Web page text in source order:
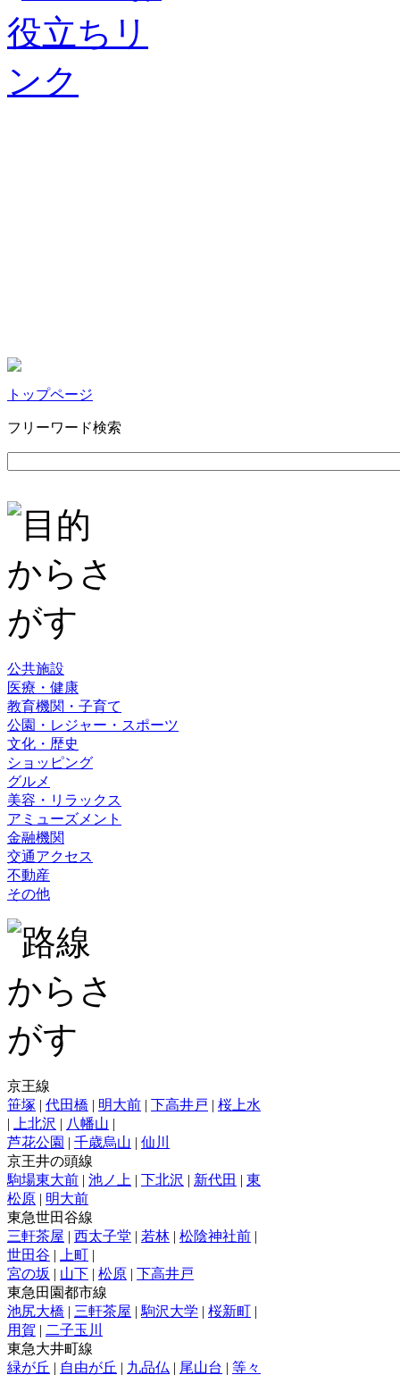
トップページ
フリーワード検索
公共施設
医療・健康
教育機関・子育て
公園・レジャー・スポーツ
文化・歴史
ショッピング
グルメ
美容・リラックス
アミューズメント
金融機関
交通アクセス
不動産
その他
京王線
笹塚 | 代田橋 | 明大前 | 下高井戸 | 桜上水
|
上北沢 | 八幡山 |
芦花公園 | 千歳烏山 | 仙川
京王井の頭線
駒場東大前 | 池ノ上 | 下北沢 | 新代田 | 東
松原 | 明大前
東急世田谷線
三軒茶屋 | 西太子堂 | 若林 | 松陰神社前 |
世田谷 | 上町 |
宮の坂 | 山下 | 松原 | 下高井戸
東急田園都市線
池尻大橋 | 三軒茶屋 | 駒沢大学 | 桜新町 |
用賀 | 二子玉川
東急大井町線
緑が丘 | 自由が丘 | 九品仏 | 尾山台 | 等々